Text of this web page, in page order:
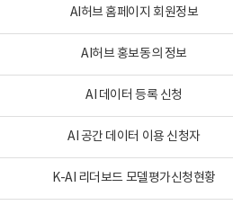
AI허브 홈페이지 회원정보
AI허브 홍보동의 정보
AI 데이터 등록 신청
AI 공간 데이터 이용 신청자
K-AI 리더보드 모델평가신청현황